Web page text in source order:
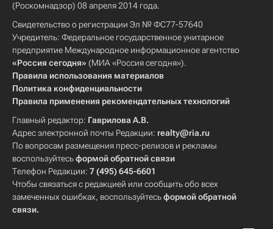
(Роскомнадзор) 08 апреля 2014 года.
Свидетельство о регистрации Эл № ФС77-57640
Учредитель: Федеральное государственное унитарное
предприятие Международное информационное агентство
«Россия сегодня» (МИА «Россия сегодня»).
Правила использования материалов
Политика конфиденциальности
Правила применения рекомендательных технологий
Главный редактор: Гаврилова А.В.
Адрес электронной почты Редакции: realty@ria.ru
По вопросам размещения пресс-релизов и рекламы
воспользуйтесьформой обратной связи
Телефон Редакции: 7 (495) 645-6601
Чтобы связаться с редакцией или сообщить обо всех
замеченных ошибках, воспользуйтесьформой обратной
связи.